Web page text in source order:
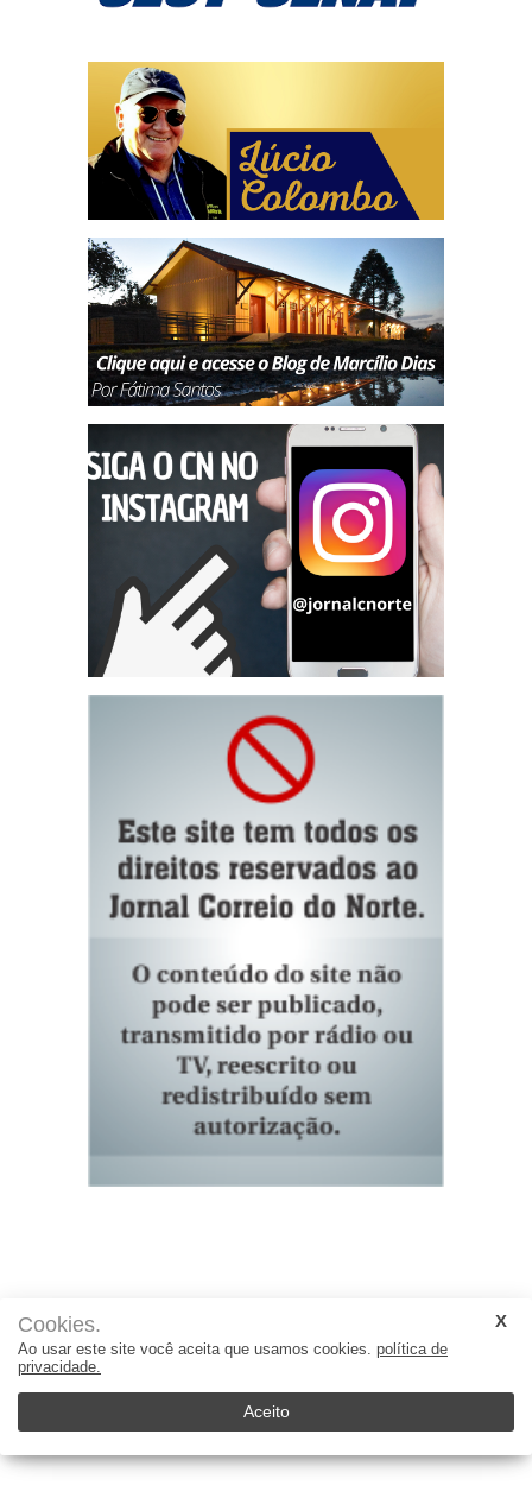
Cookies.
Ao usar este site você aceita que usamos cookies. política de
privacidade.
Aceito